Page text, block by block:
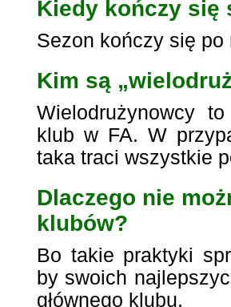
Kiedy kończy się
Sezon kończy się
Kim są
Wielodrużynowcy
klub w FA. W
taka traci wszystkie
Dlaczego nie
klubów?
Bo takie praktyki
by swoich
głównego klubu.